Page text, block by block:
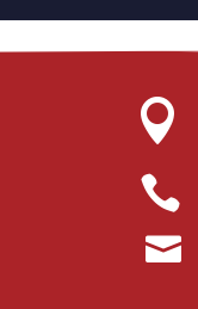


